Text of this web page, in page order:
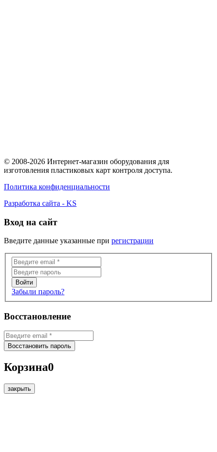
© 2008-2026 Интернет-магазин оборудования для
изготовления пластиковых карт контроля доступа.
Политика конфиденциальности
Разработка сайта - KS
Вход на сайт
Введите данные указанные при регистрации
Забыли пароль?
Восстановление
Корзина0
закрыть